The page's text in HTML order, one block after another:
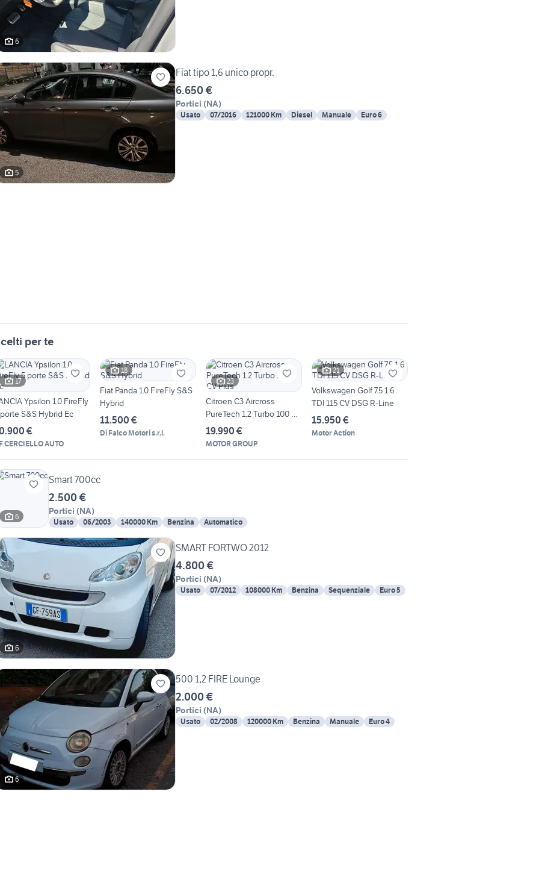
6
5
Fiat tipo 1,6 unico propr.
6.650 €
Portici (NA)
Usato 07/2016 121000 Km Diesel Manuale Euro 6
per te
17
Ypsilon 1.0 FireFly
S&S Hybrid Ec
€
CERCIELLO AUTO
18
Fiat Panda 1.0 FireFly S&S
Hybrid
11.500 €
Di Falco Motori s.r.l.
23
Citroen C3 Aircross
PureTech 1.2 Turbo 100 CV
Plus
19.990 €
MOTOR GROUP
21
Volkswagen Golf 7.5 1.6
TDI 115 CV DSG R-Line
15.950 €
Motor Action
6
Smart 700cc
2.500 €
Portici (NA)
Usato 06/2003 140000 Km Benzina Automatico
6
SMART FORTWO 2012
4.800 €
Portici (NA)
Usato 07/2012 108000 Km Benzina Sequenziale Euro 5
6
500 1,2 FIRE Lounge
2.000 €
Portici (NA)
Usato 02/2008 120000 Km Benzina Manuale Euro 4